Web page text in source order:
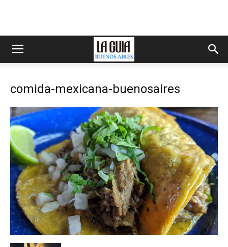
comida-mexicana-buenosaires